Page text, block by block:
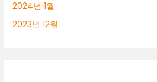
2024년 1월
2023년 12월